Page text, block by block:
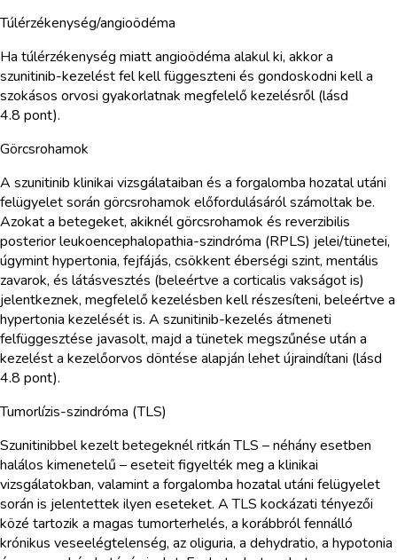
Túlérzékenység/angioödéma
Ha túlérzékenység miatt angioödéma alakul ki, akkor a
szunitinib-kezelést fel kell függeszteni és gondoskodni kell a
szokásos orvosi gyakorlatnak megfelelő kezelésről (lásd
4.8 pont).
Görcsrohamok
A szunitinib klinikai vizsgálataiban és a forgalomba hozatal utáni
felügyelet során görcsrohamok előfordulásáról számoltak be.
Azokat a betegeket, akiknél görcsrohamok és reverzibilis
posterior leukoencephalopathia-szindróma (RPLS) jelei/tünetei,
úgymint hypertonia, fejfájás, csökkent éberségi szint, mentális
zavarok, és látásvesztés (beleértve a corticalis vakságot is)
jelentkeznek, megfelelő kezelésben kell részesíteni, beleértve a
hypertonia kezelését is. A szunitinib-kezelés átmeneti
felfüggesztése javasolt, majd a tünetek megszűnése után a
kezelést a kezelőorvos döntése alapján lehet újraindítani (lásd
4.8 pont).
Tumorlízis-szindróma (TLS)
Szunitinibbel kezelt betegeknél ritkán TLS – néhány esetben
halálos kimenetelű – eseteit figyelték meg a klinikai
vizsgálatokban, valamint a forgalomba hozatal utáni felügyelet
során is jelentettek ilyen eseteket. A TLS kockázati tényezői
közé tartozik a magas tumorterhelés, a korábbról fennálló
krónikus veseelégtelenség, az oliguria, a dehydratio, a hypotonia